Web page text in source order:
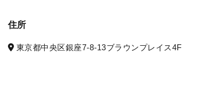
住所
東京都中央区銀座7-8-13ブラウンプレイス4F